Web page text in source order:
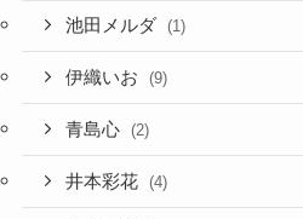
池田メルダ (1)
伊織いお (9)
青島心 (2)
井本彩花 (4)